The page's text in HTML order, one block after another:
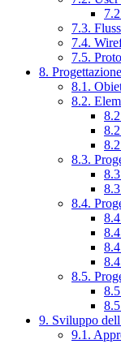
7.3.
7.4.
7.5.
8.
8.1.
8.2.
8.3.
8.4.
8.5.
9. Sviluppo
9.1.